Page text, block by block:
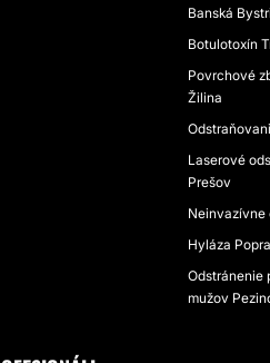
Banská
Botulotoxín
Povrchové
Žilina
Laserové
Prešov
Neinvazívne
Hyláza
Odstránenie
mužov